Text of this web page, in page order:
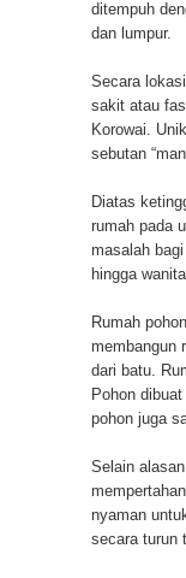
TVRI Papua Barat
Hari Keenam Korban
ditempuh
dan lumpur.
Secara
sakit atau
Korowai.
sebutan
Diatas
rumah pada
masalah
hingga
Rumah
membangun
dari batu.
Pohon
pohon juga
Selain
nyaman
secara turun